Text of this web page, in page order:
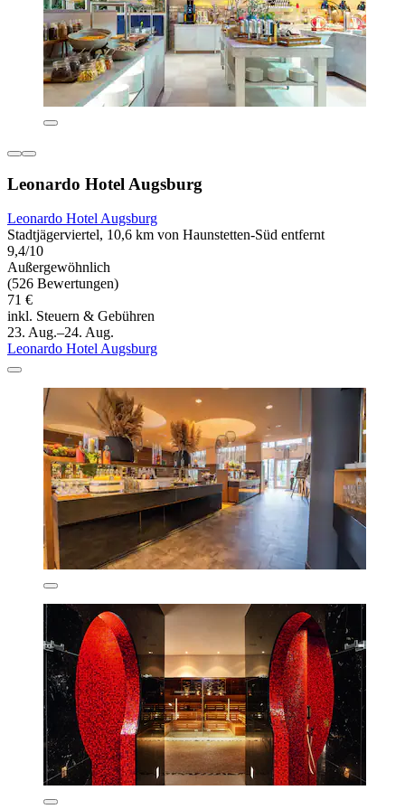
Leonardo Hotel Augsburg
Leonardo Hotel Augsburg
Stadtjägerviertel, 10,6 km von Haunstetten-Süd entfernt
9,4/10
Außergewöhnlich
(526 Bewertungen)
71 €
inkl. Steuern & Gebühren
23. Aug.–24. Aug.
Leonardo Hotel Augsburg